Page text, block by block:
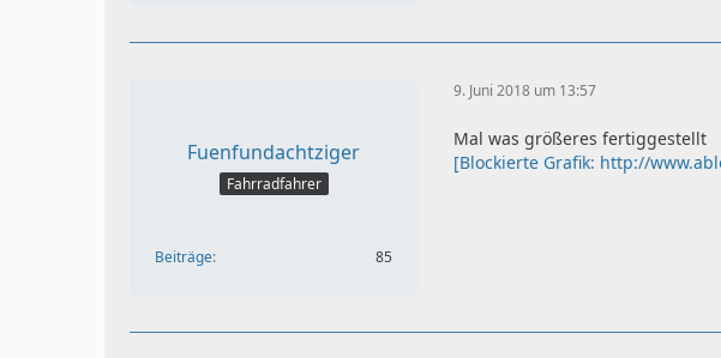
Fuenfundachtziger
Fahrradfahrer
Beiträge 85
9. Juni 2018 um 13:57
Mal was größeres fertiggestellt
[Blockierte Grafik: http://